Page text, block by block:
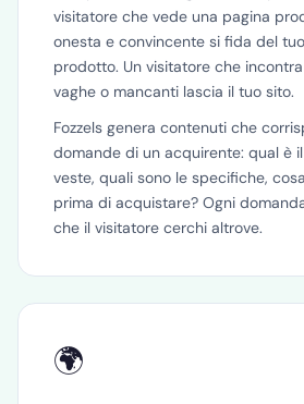
visitatore che vede una pagina
onesta e convincente si fida del
prodotto. Un visitatore che
vaghe o mancanti lascia il tuo sito.
Fozzels genera contenuti che
domande di un acquirente: qual è
veste, quali sono le specifiche,
prima di acquistare? Ogni
che il visitatore cerchi altrove.
🌍